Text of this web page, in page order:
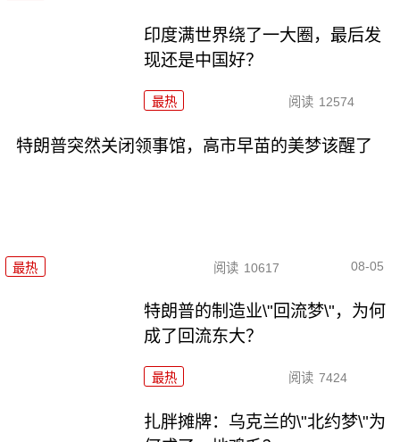
印度满世界绕了一大圈，最后发
现还是中国好？
最热 阅读 12574
特朗普突然关闭领事馆，高市早苗的美梦该醒了
最热 阅读 10617 08-05
特朗普的制造业\"回流梦\"，为何
成了回流东大？
最热 阅读 7424
扎胖摊牌：乌克兰的\"北约梦\"为